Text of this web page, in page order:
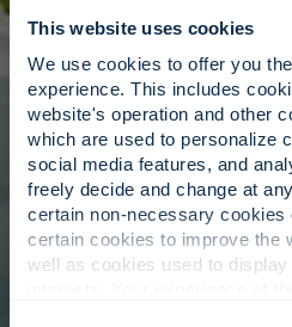
This website uses cookies
We use cookies to offer you
experience. This includes
website's operation and other
which are used to personalize
social media features, and
freely decide and change at
certain non-necessary cookies
certain cookies to improve the
well as cookies used to
los proyectos.
La gente
confianza.
Nuestros equipos trabajan